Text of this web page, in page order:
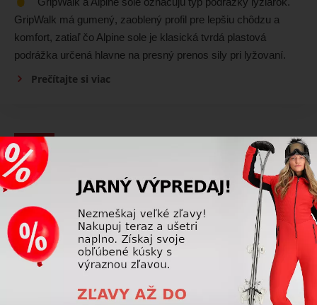
GripWalk má gumený, zaoblený profil pre lepšiu chôdzu a
komfort, zatiaľ čo Alpine sole je klasická tvrdá plastová
podrážka určená hlavne na presný prenos sily pri lyžovaní.
Prečítajte si viac
Lyžiarky
Sú dámske lyžiarky iné ako pánske?
Áno, dámske lyžiarky sú konštrukčne prispôsobené
ženskému tvaru nohy a lýtka. Líšia sa najmä tvarom skeletu,
výškou a sklonom komína, mäkším flexom a komfortnejšou
vnútornou topánkou.
Prečítajte si viac